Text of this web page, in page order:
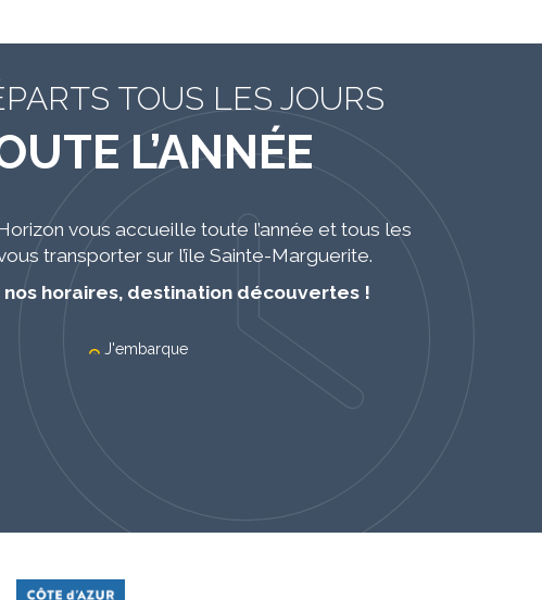
TOUS LES JOURS
L’ANNÉE
vous accueille toute l’année et tous les
transporter sur l’île Sainte-Marguerite.
nos horaires, destination découvertes !
J'embarque